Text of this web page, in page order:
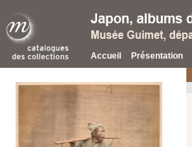
Accueil Présentation